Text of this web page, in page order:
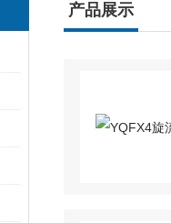
产品展示